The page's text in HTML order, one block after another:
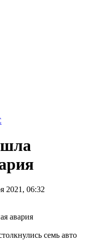
2021, 06:32
семь авто